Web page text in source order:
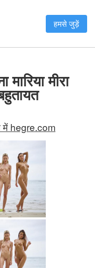
हमसे जुड़ें
मारिया मीरा
में hegre.com